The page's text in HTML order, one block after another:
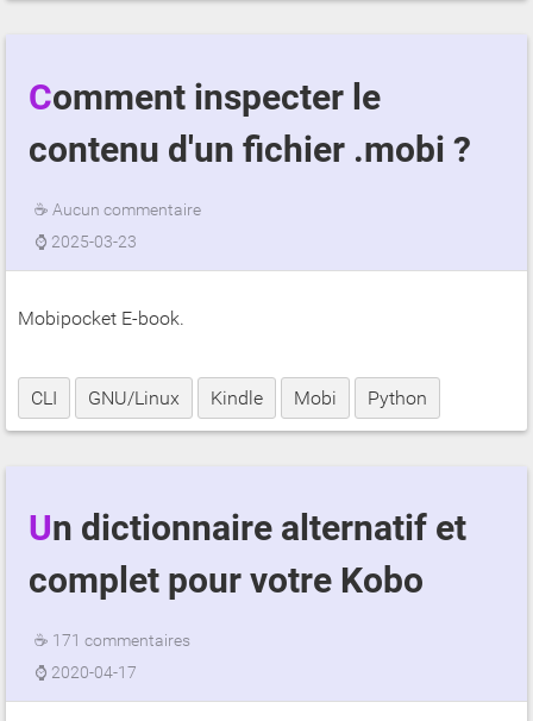
Comment inspecter le
contenu d'un fichier .mobi ?
☕ Aucun commentaire
⌚ 2025-03-23
Mobipocket E-book.
CLI GNU/Linux Kindle Mobi Python
Un dictionnaire alternatif et
complet pour votre Kobo
☕ 171 commentaires
⌚ 2020-04-17